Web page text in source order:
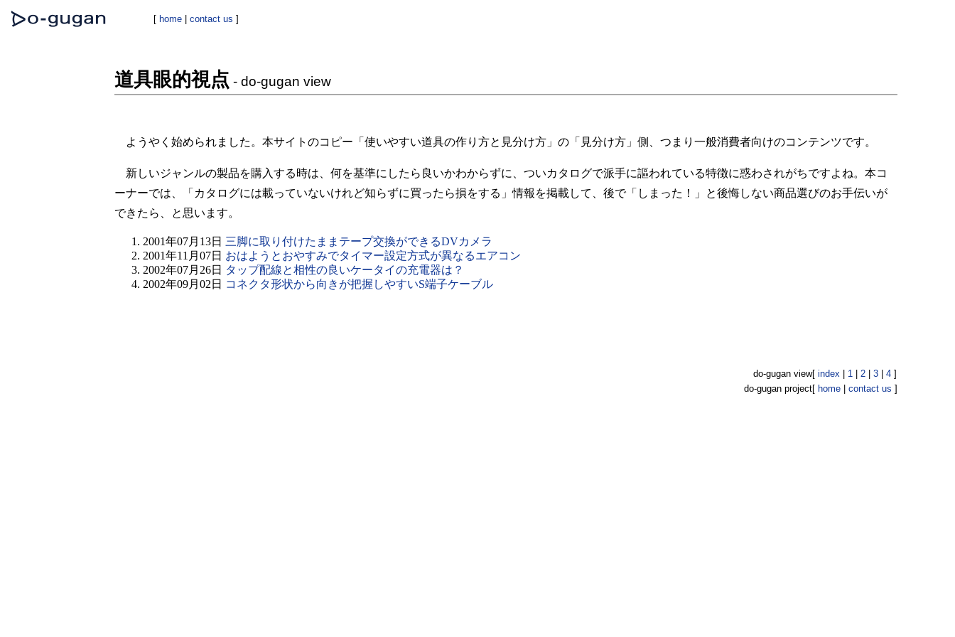
[ home |contact us ]
道具眼的視点 - do-gugan view
ようやく始められました。本サイトのコピー「使いやすい道具の作り方と見分け方」の「見分け方」側、つまり一般消費者向けのコンテンツです。
新しいジャンルの製品を購入する時は、何を基準にしたら良いかわからずに、ついカタログで派手に謳われている特徴に惑わされがちですよね。本コ
ーナーでは、「カタログには載っていないけれど知らずに買ったら損をする」情報を掲載して、後で「しまった！」と後悔しない商品選びのお手伝いが
できたら、と思います。
2001年07月13日 三脚に取り付けたままテープ交換ができるDVカメラ
2001年11月07日 おはようとおやすみでタイマー設定方式が異なるエアコン
2002年07月26日 タップ配線と相性の良いケータイの充電器は？
2002年09月02日 コネクタ形状から向きが把握しやすいS端子ケーブル
do-gugan view[index | 1 | 2 |3 |4 ]
do-gugan project[ home |contact us ]